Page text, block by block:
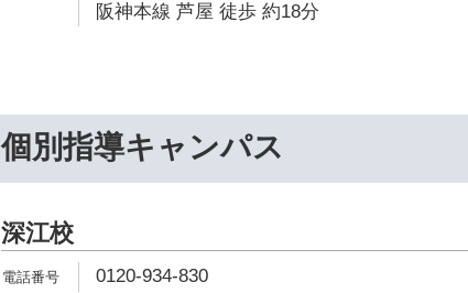
阪神本線 芦屋 徒歩 約18分
個別指導キャンパス
深江校
0120-934-830